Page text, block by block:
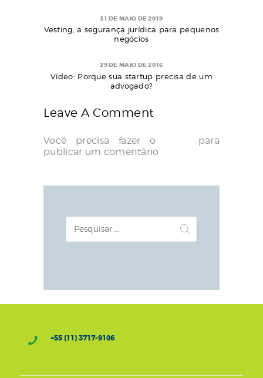
31 DE MAIO DE 2019
Vesting, a segurança jurídica para pequenos
negócios
29 DE MAIO DE 2016
Vídeo: Porque sua startup precisa de um
advogado?
Leave A Comment
Você precisa fazer o
para
publicar um comentário.
por:
+55 (11) 3717-9106